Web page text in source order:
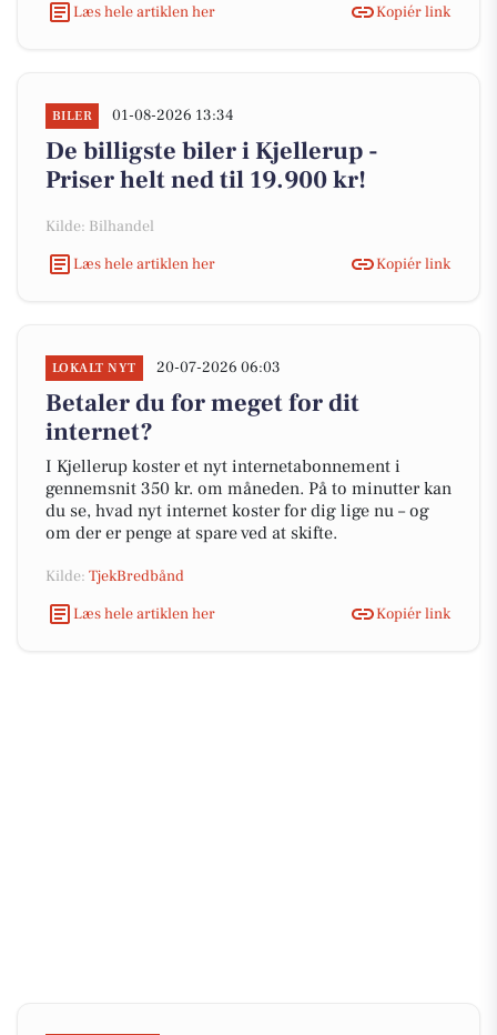
Læs hele artiklen her
Kopiér link
BILER 01-08-2026 13:34
De billigste biler i Kjellerup -
Priser helt ned til 19.900 kr!
Kilde: Bilhandel
Læs hele artiklen her
Kopiér link
LOKALT NYT 20-07-2026 06:03
Betaler du for meget for dit
internet?
I Kjellerup koster et nyt internetabonnement i
gennemsnit 350 kr. om måneden. På to minutter kan
du se, hvad nyt internet koster for dig lige nu – og
om der er penge at spare ved at skifte.
Kilde: TjekBredbånd
Læs hele artiklen her
Kopiér link